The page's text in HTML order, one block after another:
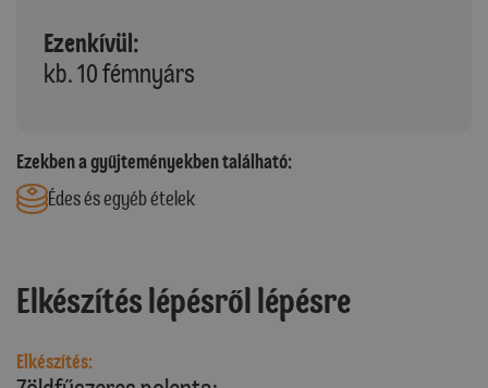
Ezenkívül:
kb. 10 fémnyárs
Ezekben a gyűjteményekben található:
Édes és egyéb ételek
Elkészítés lépésről lépésre
Elkészítés: